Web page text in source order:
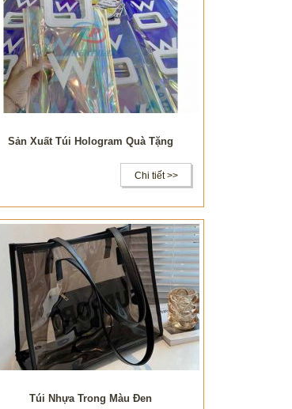
Sản Xuất Túi Hologram Quà Tặng
Chi tiết >>
Túi Nhựa Trong Màu Đen